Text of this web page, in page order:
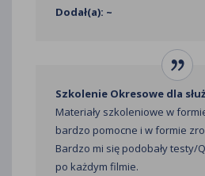
Dodał(a): ~
Szkolenie Okresowe dla
Materiały szkoleniowe w
bardzo pomocne i w formie
Bardzo mi się podobały testy/
po każdym filmie.